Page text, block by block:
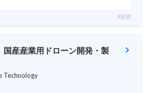
9日前
国産産業用ドローン開発・製
Technology